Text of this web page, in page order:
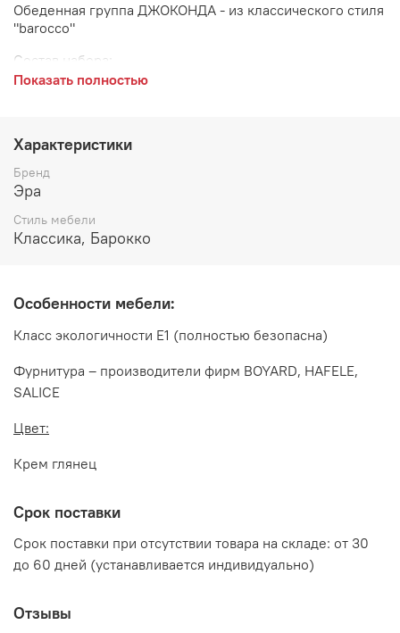
Обеденная группа ДЖОКОНДА - из классического стиля
"barocco"
Состав набора:
Цвет:
Крем глянец
Декоративные накладки и элементы обеденной группы
ДЖОКОНДА выполнены из ППУ и ПУ
Показать полностью
Характеристики
Бренд
Эра
Стиль мебели
Классика, Барокко
Особенности мебели:
Класс экологичности Е1 (полностью безопасна)
Фурнитура – производители фирм BOYARD, HAFELE,
SALICE
Цвет:
Крем глянец
Срок поставки
Срок поставки при отсутствии товара на складе: от 30
до 60 дней (устанавливается индивидуально)
Отзывы